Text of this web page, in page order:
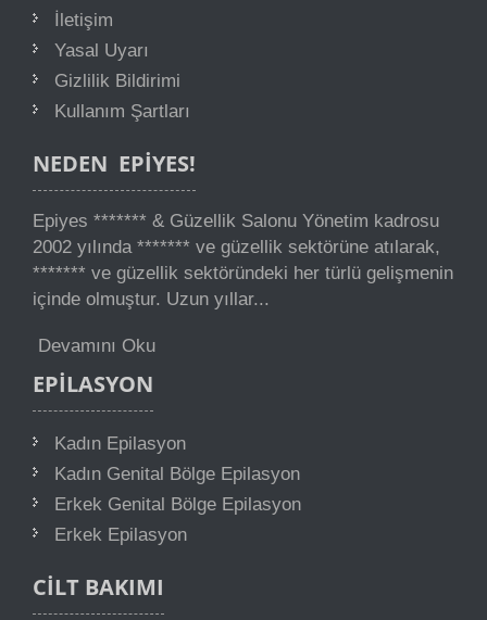
İletişim
Yasal Uyarı
Gizlilik Bildirimi
Kullanım Şartları
NEDEN EPIYES!
Epiyes ******* & Güzellik Salonu Yönetim kadrosu
2002 yılında ******* ve güzellik sektörüne atılarak,
******* ve güzellik sektöründeki her türlü gelişmenin
içinde olmuştur. Uzun yıllar...
Devamını Oku
EPILASYON
Kadın Epilasyon
Kadın Genital Bölge Epilasyon
Erkek Genital Bölge Epilasyon
Erkek Epilasyon
CILT BAKIMI